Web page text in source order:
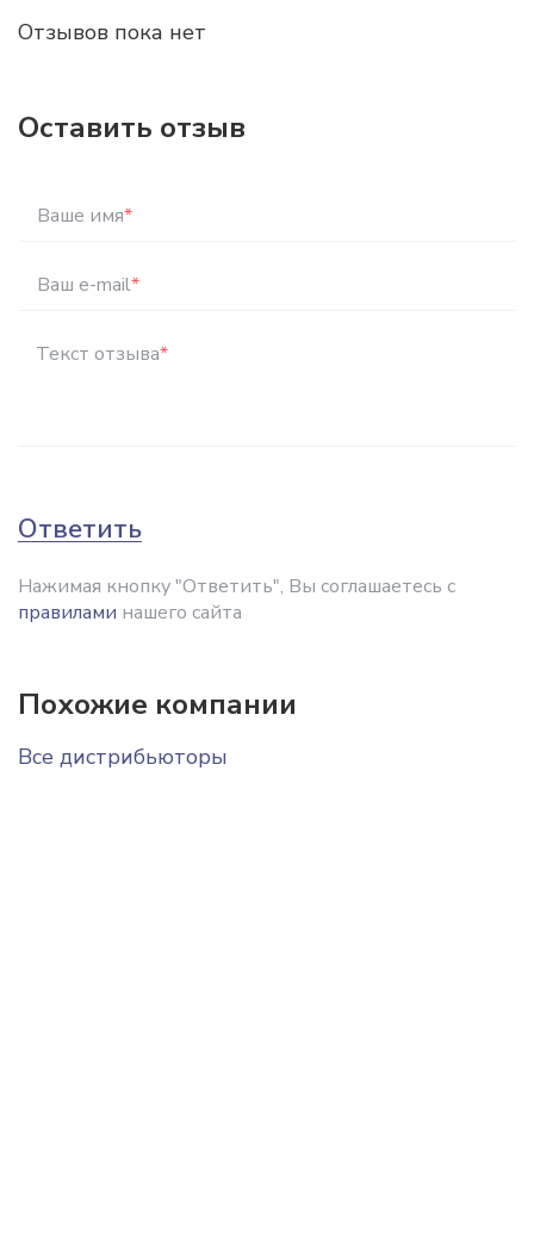
Отзывов пока нет
Оставить отзыв
Ваше имя*
Ваш e-mail*
Текст отзыва*
Ответить
Нажимая кнопку "Ответить", Вы соглашаетесь с
правилами нашего сайта
Похожие компании
Все дистрибьюторы